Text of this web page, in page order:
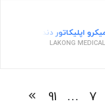
اپلیکاتور دندانپزشکی
7
…
91